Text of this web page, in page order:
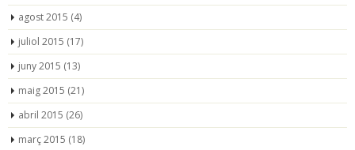
agost 2015 (4)
juliol 2015 (17)
juny 2015 (13)
maig 2015 (21)
abril 2015 (26)
març 2015 (18)